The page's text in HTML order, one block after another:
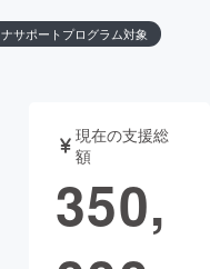
ゲーム・サ
書籍・雑誌
サポートプログラム対象
現在の支援総
額
350,